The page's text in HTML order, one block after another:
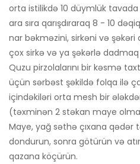
orta istilikdə 10 düymlük tavada
ara sıra qarışdıraraq 8 - 10
nar bəkməzini, sirkəni və şəkəri
çox sirkə və ya şəkərlə
Quzu pirzolalarını bir kəsmə
üçün sərbəst şəkildə folqa ilə
içindəkiləri orta mesh bir
(təxminən 2 stəkan maye
Maye, yağ səthə çıxana qədər
dondurun, sonra götürün və
qazana köçürün.